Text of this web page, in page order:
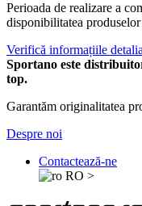
Perioada de realizare a
disponibilitatea
Verifică informațiile
Sportano este
top.
Garantăm originalitatea
Despre noi
Contactează-ne
RO >